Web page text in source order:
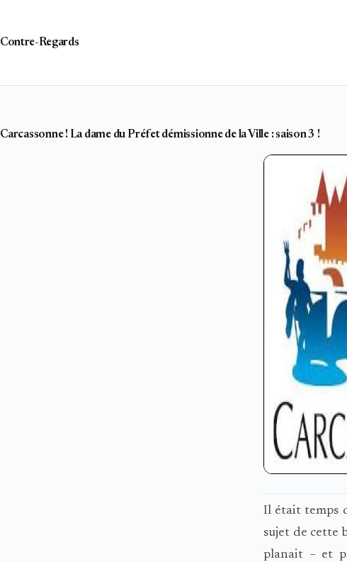
Contre-Regards
Carcassonne ! La dame du Préfet démissionne de la Ville : saison 3 !
Il était temps
sujet de cette
planait – et